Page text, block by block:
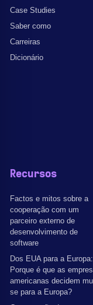
Case Studies
Saber como
Carreiras
Dicionário
Recursos
Factos e mitos sobre a
cooperação com um
parceiro externo de
desenvolvimento de
software
Dos EUA para a Europa:
Porque é que as
americanas decidem
se para a Europa?